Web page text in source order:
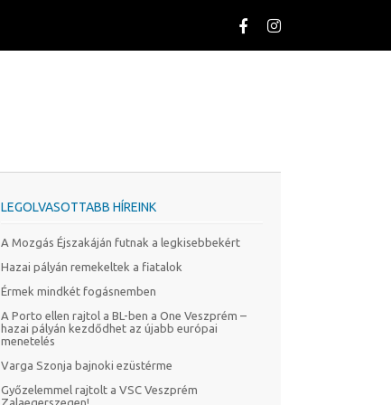
LEGOLVASOTTABB HÍREINK
A Mozgás Éjszakáján futnak a legkisebbekért
Hazai pályán remekeltek a fiatalok
Érmek mindkét fogásnemben
A Porto ellen rajtol a BL-ben a One Veszprém –
hazai pályán kezdődhet az újabb európai
menetelés
Varga Szonja bajnoki ezüstérme
Győzelemmel rajtolt a VSC Veszprém
Zalaegerszegen!